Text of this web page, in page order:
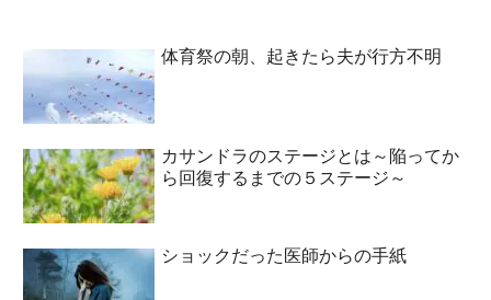
体育祭の朝、起きたら夫が行方不明
カサンドラのステージとは～陥ってか
ら回復するまでの５ステージ～
ショックだった医師からの手紙